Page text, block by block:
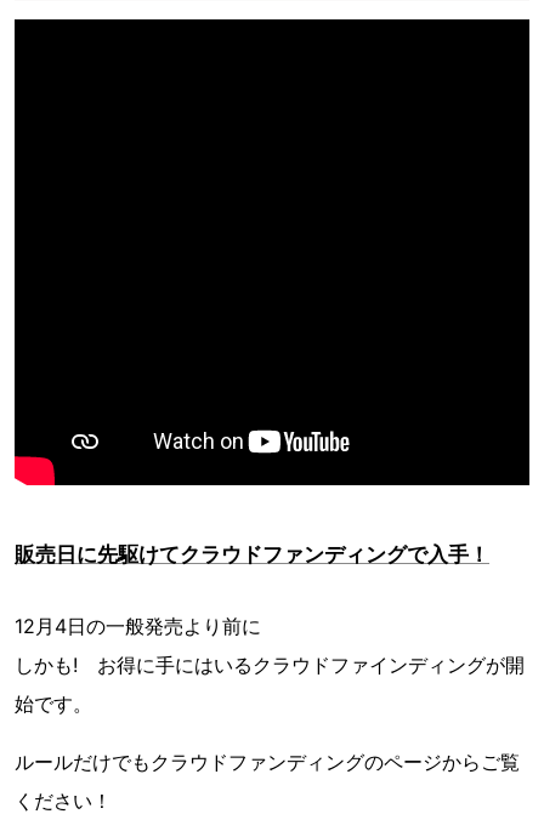
販売日に先駆けてクラウドファンディングで入手！
12月4日の一般発売より前に
しかも! お得に手にはいるクラウドファインディングが開
始です。
ルールだけでもクラウドファンディングのページからご覧
ください！